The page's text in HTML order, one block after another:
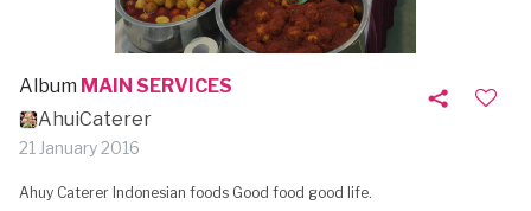
Album MAIN SERVICES
AhuiCaterer
21 January 2016
Ahuy Caterer Indonesian foods Good food good life.